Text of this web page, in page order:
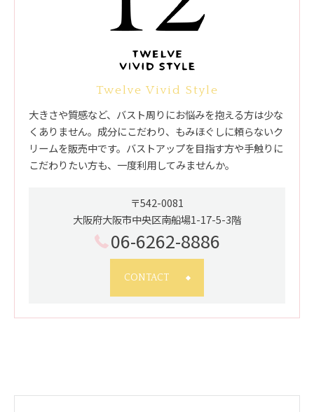
Twelve Vivid Style
大きさや質感など、バスト周りにお悩みを抱える方は少な
くありません。成分にこだわり、もみほぐしに頼らないク
リームを販売中です。バストアップを目指す方や手触りに
こだわりたい方も、一度利用してみませんか。
〒542-0081
大阪府大阪市中央区南船場1-17-5-3階
06-6262-8886
CONTACT